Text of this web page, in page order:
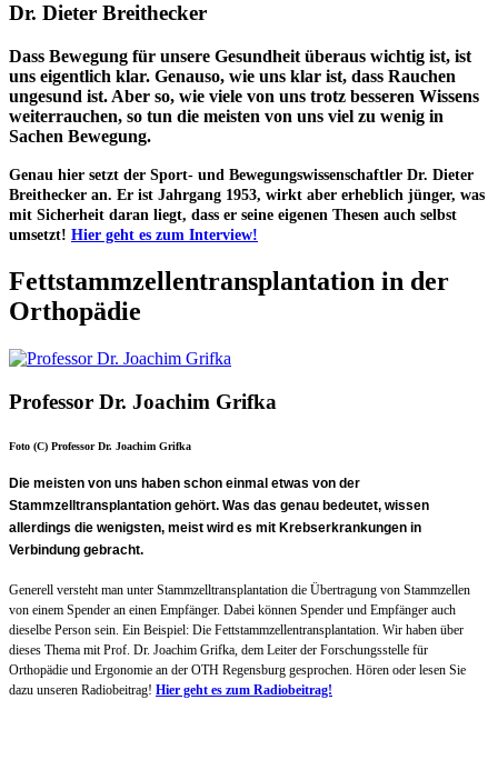
Dr. Dieter Breithecker
Dass Bewegung für unsere Gesundheit überaus wichtig ist, ist
uns eigentlich klar. Genauso, wie uns klar ist, dass Rauchen
ungesund ist. Aber so, wie viele von uns trotz besseren Wissens
weiterrauchen, so tun die meisten von uns viel zu wenig in
Sachen Bewegung.
Genau hier setzt der Sport- und Bewegungswissenschaftler Dr. Dieter
Breithecker an. Er ist Jahrgang 1953, wirkt aber erheblich jünger, was
mit Sicherheit daran liegt, dass er seine eigenen Thesen auch selbst
umsetzt! Hier geht es zum Interview!
Fettstammzellentransplantation in der
Orthopädie
Professor Dr. Joachim Grifka
Foto (C) Professor Dr. Joachim Grifka
Die meisten von uns haben schon einmal etwas von der
Stammzelltransplantation gehört. Was das genau bedeutet, wissen
allerdings die wenigsten, meist wird es mit Krebserkrankungen in
Verbindung gebracht.
Generell versteht man unter Stammzelltransplantation die Übertragung von Stammzellen
von einem Spender an einen Empfänger. Dabei können Spender und Empfänger auch
dieselbe Person sein. Ein Beispiel: Die Fettstammzellentransplantation. Wir haben über
dieses Thema mit Prof. Dr. Joachim Grifka, dem Leiter der Forschungsstelle für
Orthopädie und Ergonomie an der OTH Regensburg gesprochen. Hören oder lesen Sie
dazu unseren Radiobeitrag! Hier geht es zum Radiobeitrag!